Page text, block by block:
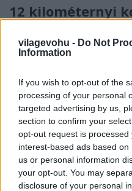
vilagevohu - Do Not
Information
If you wish to opt-out of the
processing of your personal
targeted advertising by us,
section to confirm your
opt-out request is
interest-based ads based
us or personal information
your opt-out. You may
disclosure of your personal
12 kilométernyi
kényszerültem,
tökéletes Világevő, az
múlnak el nyomtalanul,
emlékezetesek
élő élményanyag
Dől a lé. Sajnos.
világevő•2011. február 24.